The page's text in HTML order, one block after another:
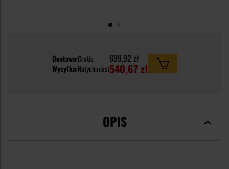
Dostawa:Gratis
Wysyłka:Natychmiast
699,92 zł
540,67 zł
OPIS